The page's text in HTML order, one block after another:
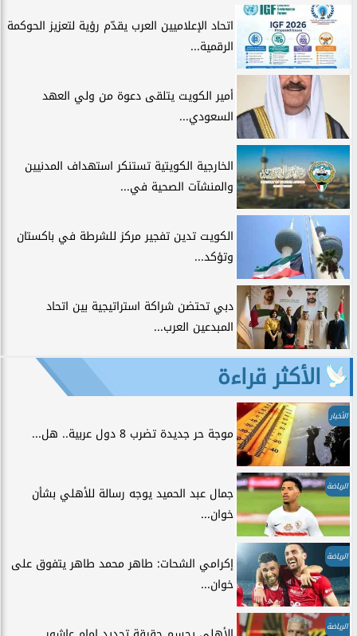
اتحاد الإعلاميين العرب يقدّم رؤية لتعزيز الحوكمة
الرقمية...
أمير الكويت يتلقى دعوة من ولي العهد
السعودي...
الخارجية الكويتية تستنكر استهداف المدنيين
والمنشآت الصحية في...
الكويت تدين تفجير مركز للشرطة في باكستان
وتؤكد...
دبي تحتضن شراكة استراتيجية بين اتحاد
المبدعين العرب...
الأكثر قراءة
الأخبار
موجة حر جديدة تضرب 8 دول عربية.. هل...
الرياضة
جمال عبد الحميد يوجه رسالة للأهلي بشأن
خوان...
الرياضة
إكرامي الشحات: طاهر محمد طاهر يتفوق على
خوان...
الرياضة